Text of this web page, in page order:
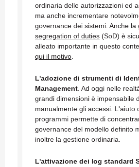
ordinaria delle autorizzazioni ed
ma anche incrementare
governance dei sistemi. Anche la
segregation of duties (SoD) è
alleato importante in questo
qui il motivo
L'adozione di strumenti di
Management . Ad oggi nelle
grandi dimensioni è impensabile
manualmente gli accessi. L'aiuto
programmi permette di
governance del modello definito
inoltre la gestione ordinaria.
L'attivazione dei log standard